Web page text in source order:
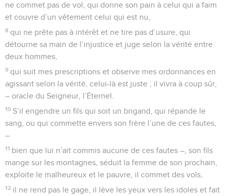
ne commet pas de vol, qui donne son pain à celui qui a faim
et couvre d’un vêtement celui qui est nu,
8 qui ne prête pas à intérêt et ne tire pas d’usure, qui
détourne sa main de l’injustice et juge selon la vérité entre
deux hommes,
9 qui suit mes prescriptions et observe mes ordonnances en
agissant selon la vérité, celui-là est juste ; il vivra à coup sûr,
– oracle du Seigneur, l’Éternel.
10 S’il engendre un fils qui soit un brigand, qui répande le
sang, ou qui commette envers son frère l’une de ces fautes,
–
11 bien que lui n’ait commis aucune de ces fautes –, son fils
mange sur les montagnes, séduit la femme de son prochain,
exploite le malheureux et le pauvre, il commet des vols,
12 il ne rend pas le gage, il lève les yeux vers les idoles et fait